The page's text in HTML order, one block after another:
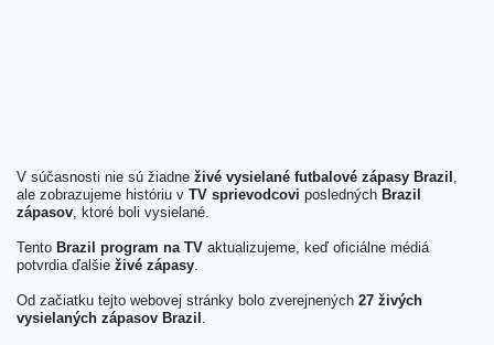
V súčasnosti nie sú žiadne živé vysielané futbalové zápasy Brazil ,
ale zobrazujeme históriu v TV sprievodcovi posledných Brazil
zápasov, ktoré boli vysielané.
Tento Brazil program na TV aktualizujeme, keď oficiálne médiá
potvrdia ďalšie živé zápasy.
Od začiatku tejto webovej stránky bolo zverejnených 27 živých
vysielaných zápasov Brazil .